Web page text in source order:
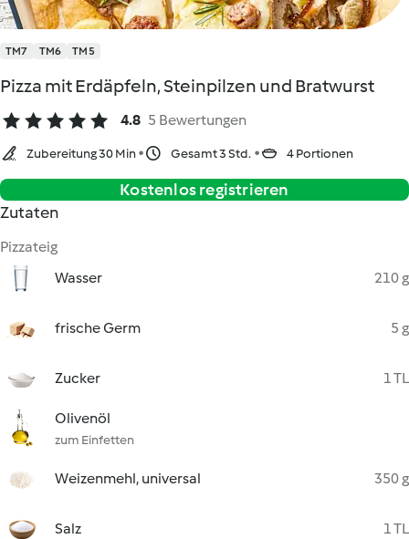
TM7 TM6 TM5
Pizza mit Erdäpfeln, Steinpilzen und Bratwurst
4.8 5 Bewertungen
Zubereitung 30 Min Gesamt 3 Std. 4 Portionen
Kostenlos registrieren
Zutaten
Pizzateig
Wasser
210 g
frische Germ 5 g
Zucker 1 TL
Olivenöl
zum Einfetten
Weizenmehl, universal 350 g
Salz 1 TL